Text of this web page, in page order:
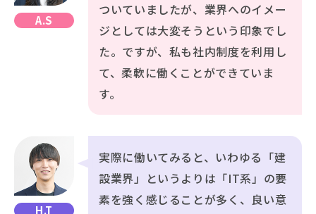
A.S
ついていましたが、業界へのイメー
ジとしては大変そうという印象でし
た。ですが、私も社内制度を利用し
て、柔軟に働くことができていま
す。
H.T
実際に働いてみると、いわゆる「建
設業界」というよりは「IT系」の要
素を強く感じることが多く、良い意